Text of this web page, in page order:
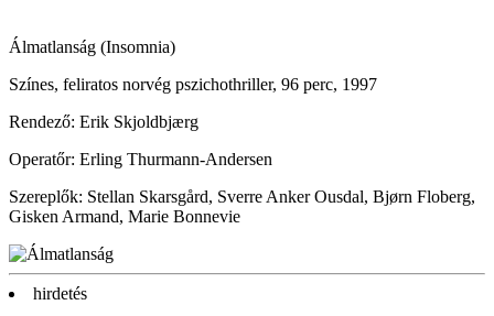
Álmatlanság (Insomnia)
Színes, feliratos norvég pszichothriller, 96 perc, 1997
Rendező: Erik Skjoldbjærg
Operatőr: Erling Thurmann-Andersen
Szereplők: Stellan Skarsgård, Sverre Anker Ousdal, Bjørn Floberg,
Gisken Armand, Marie Bonnevie
hirdetés